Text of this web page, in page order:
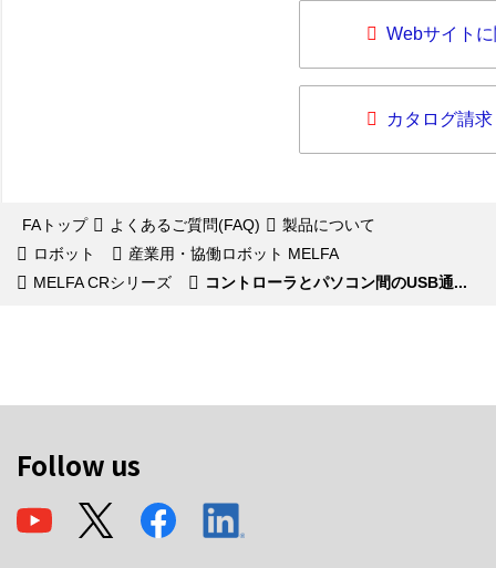
Webサイト
カタログ請求
FAトップ よくあるご質問(FAQ)
製品について
ロボット
産業用・協働ロボット MELFA
MELFA CRシリーズ
コントローラとパソコン間のUSB通...
Follow us